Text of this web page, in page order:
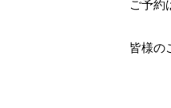
ご予約
皆様の